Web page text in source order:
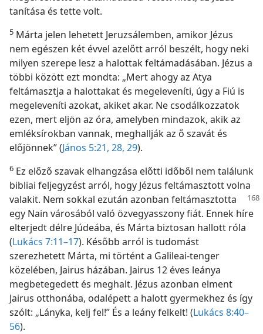
tanítása és tette volt.
5 Márta jelen lehetett Jeruzsálemben, amikor Jézus
nem egészen két évvel azelőtt arról beszélt, hogy neki
milyen szerepe lesz a halottak feltámadásában. Jézus a
többi között ezt mondta: „Mert ahogy az Atya
feltámasztja a halottakat és megeleveníti, úgy a Fiú is
megeleveníti azokat, akiket akar. Ne csodálkozzatok
ezen, mert eljön az óra, amelyben mindazok, akik az
emléksírokban vannak, meghallják az ő szavát és
előjönnek” (János 5:21, 28, 29).
6 Ez előző szavak elhangzása előtti időből nem találunk
bibliai feljegyzést arról, hogy Jézus feltámasztott volna
valakit. Nem sokkal ezután azonban feltámasztotta
egy Nain városából való özvegyasszony fiát. Ennek híre
elterjedt délre Júdeába, és Márta biztosan hallott róla
(Lukács 7:11–17). Később arról is tudomást
szerezhetett Márta, mi történt a Galileai-tenger
közelében, Jairus házában. Jairus 12 éves leánya
megbetegedett és meghalt. Jézus azonban elment
Jairus otthonába, odalépett a halott gyermekhez és így
szólt: „Lányka, kelj fel!” És a leány felkelt! (Lukács 8:40–
56).